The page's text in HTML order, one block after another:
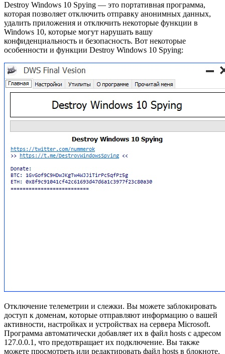
Destroy Windows 10 Spying — это портативная программа,
которая позволяет отключить отправку анонимных данных,
удалить приложения и отключить некоторые функции в
Windows 10, которые могут нарушать вашу
конфиденциальность и безопасность. Вот некоторые
особенности и функции Destroy Windows 10 Spying:
Отключение телеметрии и слежки. Вы можете заблокировать
доступ к доменам, которые отправляют информацию о вашей
активности, настройках и устройствах на сервера Microsoft.
Программа автоматически добавляет их в файл hosts с адресом
127.0.0.1, что предотвращает их подключение. Вы также
можете просмотреть или редактировать файл hosts в блокноте.